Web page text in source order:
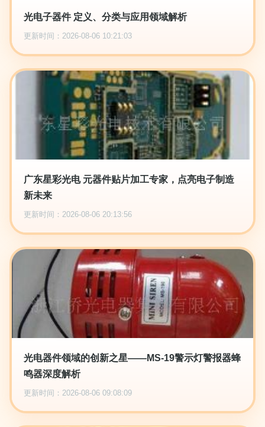
光电子器件 定义、分类与应用领域解析
更新时间：2026-08-06 10:21:03
广东星彩光电 元器件贴片加工专家，点亮电子制造
新未来
更新时间：2026-08-06 20:13:56
光电器件领域的创新之星——MS-19警示灯警报器蜂
鸣器深度解析
更新时间：2026-08-06 09:08:09